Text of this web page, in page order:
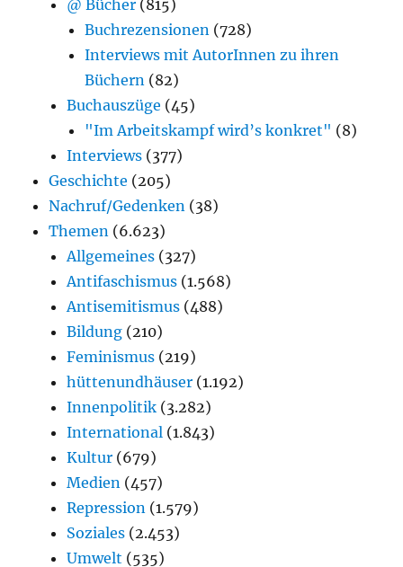
@ Bücher (815)
Buchrezensionen (728)
Interviews mit AutorInnen zu ihren
Büchern (82)
Buchauszüge (45)
"Im Arbeitskampf wird’s konkret" (8)
Interviews (377)
Geschichte (205)
Nachruf/Gedenken (38)
Themen (6.623)
Allgemeines (327)
Antifaschismus (1.568)
Antisemitismus (488)
Bildung (210)
Feminismus (219)
hüttenundhäuser (1.192)
Innenpolitik (3.282)
International (1.843)
Kultur (679)
Medien (457)
Repression (1.579)
Soziales (2.453)
Umwelt (535)